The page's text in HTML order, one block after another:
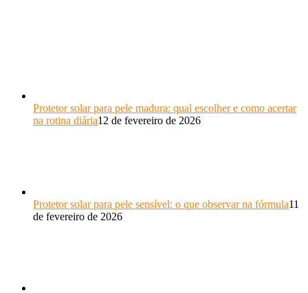
Protetor solar para pele madura: qual escolher e como acertar
na rotina diária12 de fevereiro de 2026
Protetor solar para pele sensível: o que observar na fórmula11
de fevereiro de 2026